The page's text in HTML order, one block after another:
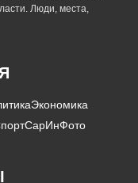
Люди, места,
Экономика
СарИнФото